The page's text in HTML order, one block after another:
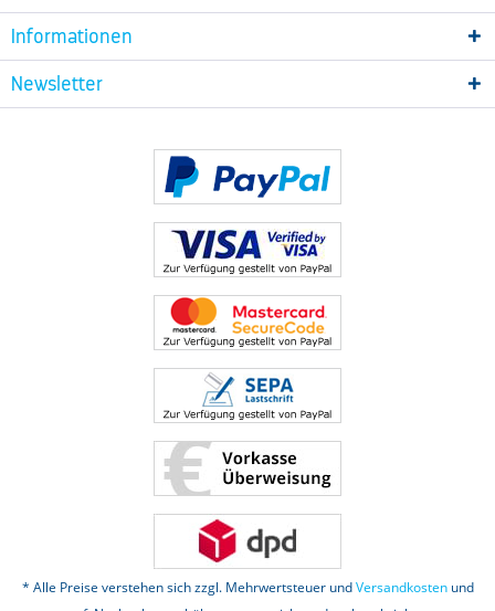
Informationen
Newsletter
* Alle Preise verstehen sich zzgl. Mehrwertsteuer undVersandkostenund